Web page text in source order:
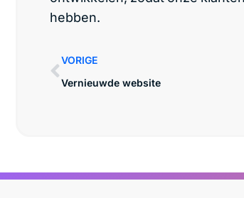
hebben.
VORIGE
Vernieuwde website